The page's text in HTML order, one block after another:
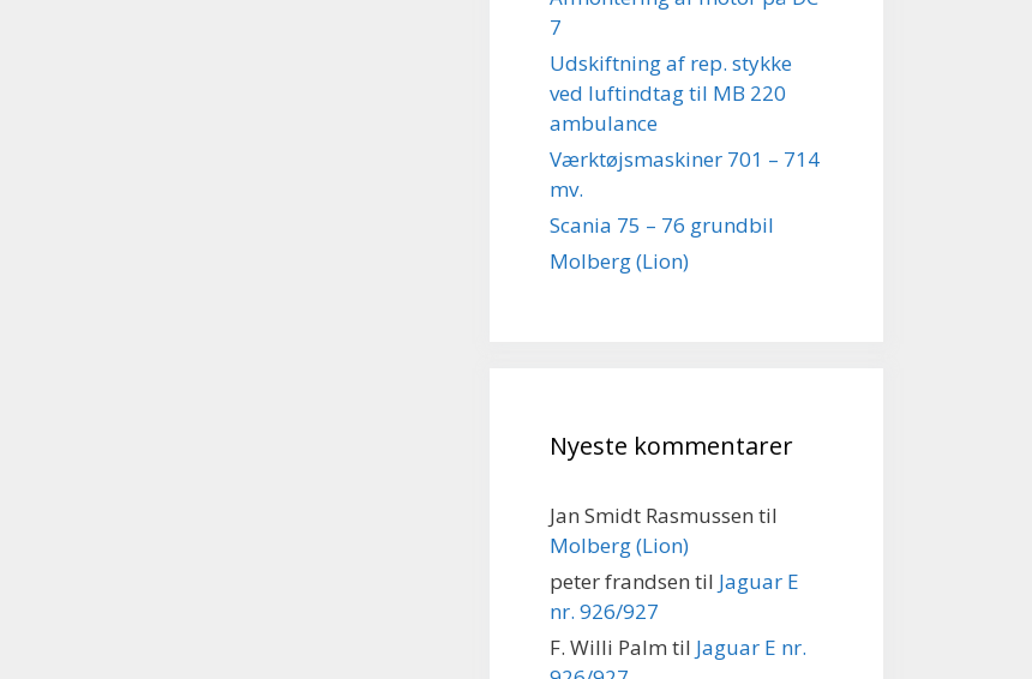
7
Udskiftning af rep. stykke
ved luftindtag til MB 220
ambulance
Værktøjsmaskiner 701 – 714
mv.
Scania 75 – 76 grundbil
Molberg (Lion)
Nyeste kommentarer
Jan Smidt Rasmussen til
Molberg (Lion)
peter frandsen til Jaguar E
nr. 926/927
F. Willi Palm til Jaguar E nr.